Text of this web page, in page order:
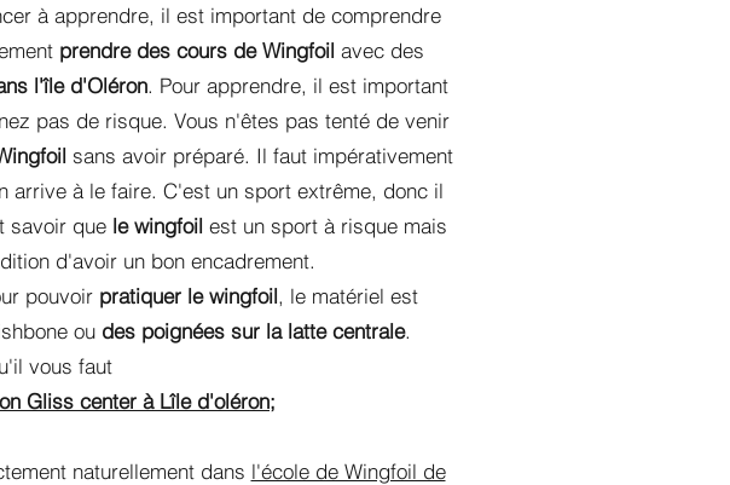
à apprendre, il est important de comprendre
prendre des cours de Wingfoil avec des
l'île d'Oléron. Pour apprendre, il est important
pas de risque. Vous n'êtes pas tenté de venir
sans avoir préparé. Il faut impérativement
arrive à le faire. C'est un sport extrême, donc il
savoir que le wingfoil est un sport à risque mais
d'avoir un bon encadrement.
pouvoir pratiquer le wingfoil, le matériel est
ou des poignées sur la latte centrale.
vous faut
Gliss center à Lîle d'oléron;
naturellement dans l'école de Wingfoil de